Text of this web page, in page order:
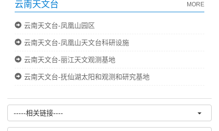
云南天文台 MORE
云南天文台-凤凰山园区
云南天文台-凤凰山天文台科研设施
云南天文台-丽江天文观测基地
云南天文台-抚仙湖太阳和观测和研究基地
-----相关链接----